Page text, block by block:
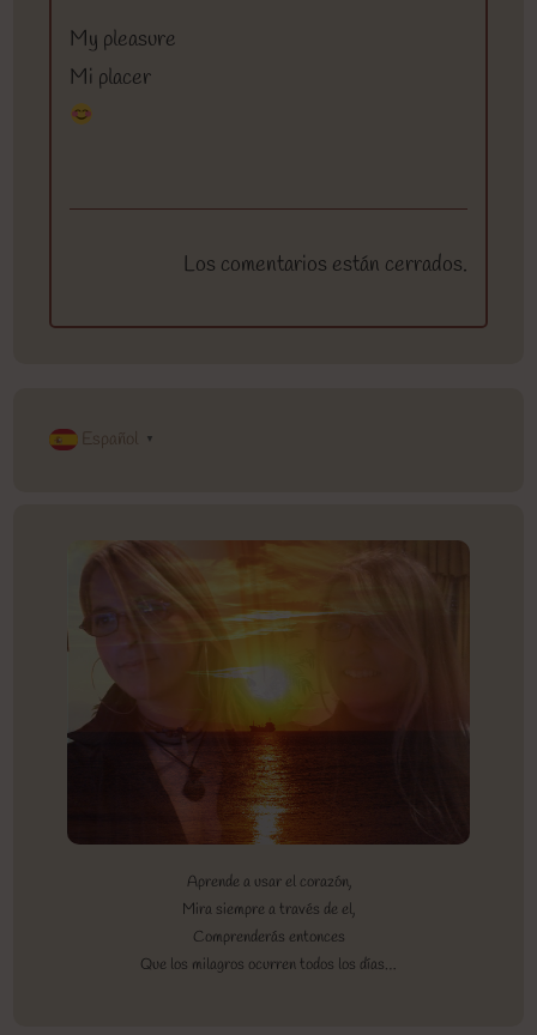
My pleasure
Mi placer
Los comentarios están cerrados.
Español ▼
Aprende a usar el corazón,
Mira siempre a través de el,
Comprenderás entonces
Que los milagros ocurren todos los días…